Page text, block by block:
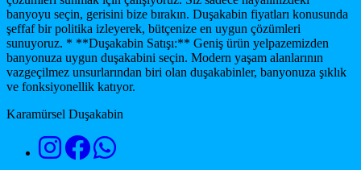
banyoyu seçin, gerisini bize bırakın. Duşakabin fiyatları konusunda
şeffaf bir politika izleyerek, bütçenize en uygun çözümleri
sunuyoruz. * **Duşakabin Satışı:** Geniş ürün yelpazemizden
banyonuza uygun duşakabini seçin. Modern yaşam alanlarının
vazgeçilmez unsurlarından biri olan duşakabinler, banyonuza şıklık
ve fonksiyonellik katıyor.
Karamürsel Duşakabin